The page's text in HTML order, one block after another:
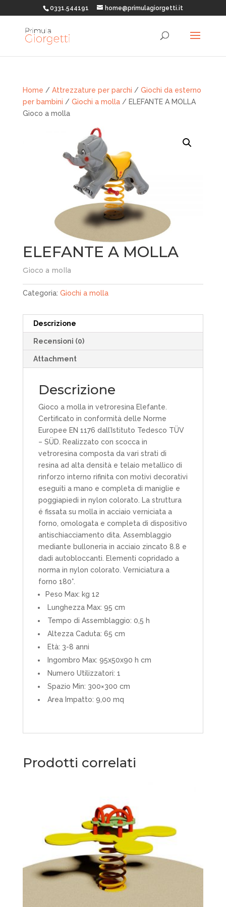
0331.544191 home@primulagiorgetti.it
Home / Attrezzature per parchi / Giochi da esterno
per bambini / Giochi a molla/ ELEFANTE A MOLLA
Gioco a molla
ELEFANTE A MOLLA
Gioco a molla
Categoria: Giochi a molla
Descrizione
Recensioni (0)
Attachment
Descrizione
Gioco a molla in vetroresina Elefante.
Certificato in conformità delle Norme
Europee EN 1176 dall’Istituto Tedesco TÜV
– SÜD. Realizzato con scocca in
vetroresina composta da vari strati di
resina ad alta densità e telaio metallico di
rinforzo interno rifinita con motivi decorativi
eseguiti a mano e completa di maniglie e
poggiapiedi in nylon colorato. La struttura
é fissata su molla in acciaio verniciata a
forno, omologata e completa di dispositivo
antischiacciamento dita. Assemblaggio
mediante bulloneria in acciaio zincato 8.8 e
dadi autobloccanti. Elementi copridado a
norma in nylon colorato. Verniciatura a
forno 180°.
Peso Max: kg 12
Lunghezza Max: 95 cm
Tempo di Assemblaggio: 0,5 h
Altezza Caduta: 65 cm
Età: 3-8 anni
Ingombro Max: 95x50x90 h cm
Numero Utilizzatori: 1
Spazio Min: 300×300 cm
Area Impatto: 9,00 mq
Prodotti correlati